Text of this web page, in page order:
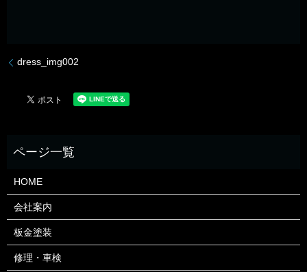
dress_img002
HOME
会社案内
板金塗装
修理・車検